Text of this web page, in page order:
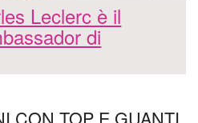
Leclerc è il
di
CON TOP E GUANTI